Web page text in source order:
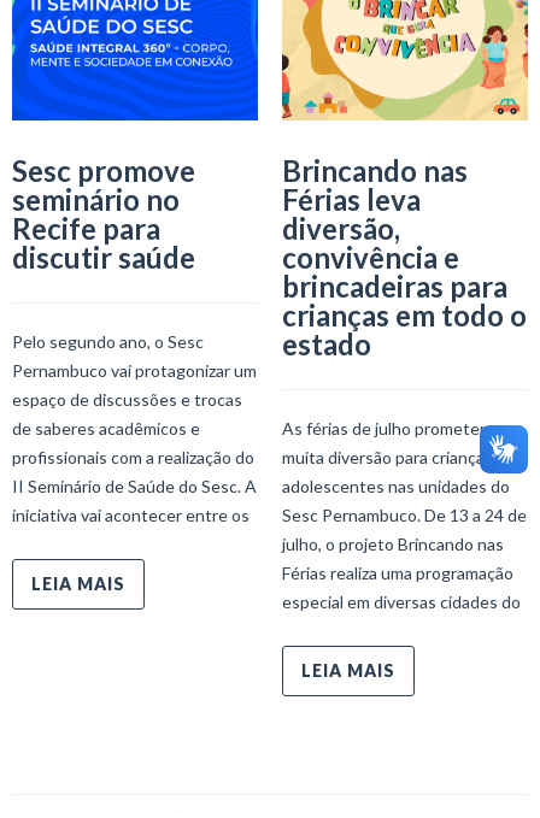
Sesc promove
seminário no
Recife para
discutir saúde
Pelo segundo ano, o Sesc
Pernambuco vai protagonizar um
espaço de discussões e trocas
de saberes acadêmicos e
profissionais com a realização do
II Seminário de Saúde do Sesc. A
iniciativa vai acontecer entre os
LEIA MAIS
Brincando nas
Férias leva
diversão,
convivência e
brincadeiras para
crianças em todo o
estado
As férias de julho prometem
muita diversão para crianças e
adolescentes nas unidades do
Sesc Pernambuco. De 13 a 24 de
julho, o projeto Brincando nas
Férias realiza uma programação
especial em diversas cidades do
LEIA MAIS